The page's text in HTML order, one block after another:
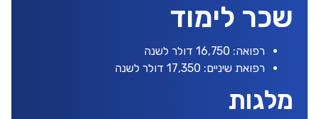
שכר לימוד
רפואה: 16,750 דולר לשנה
רפואת שיניים: 17,350 דולר לשנה
מלגות